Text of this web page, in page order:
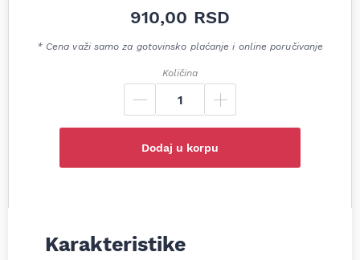
910,00 RSD
* Cena važi samo za gotovinsko plaćanje i online poručivanje
Količina
Dodaj u korpu
Karakteristike